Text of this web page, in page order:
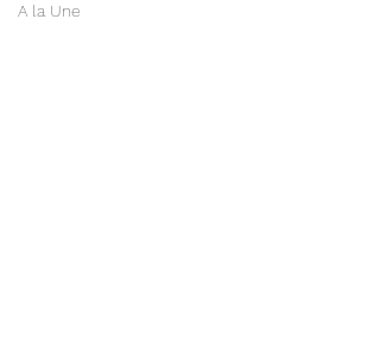
A la Une